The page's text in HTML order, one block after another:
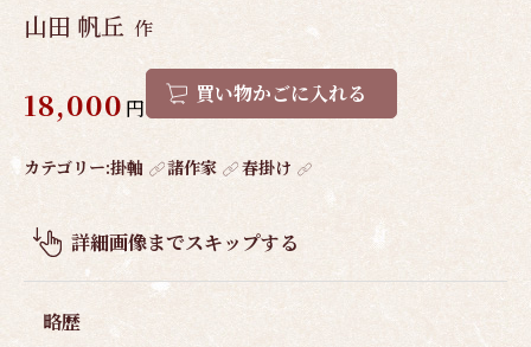
山田 帆丘 作
18,000 円
買い物かごに入れる
作
概
要
カテゴリー:掛軸 諸作家 春掛け
詳細画像までスキップする
略歴